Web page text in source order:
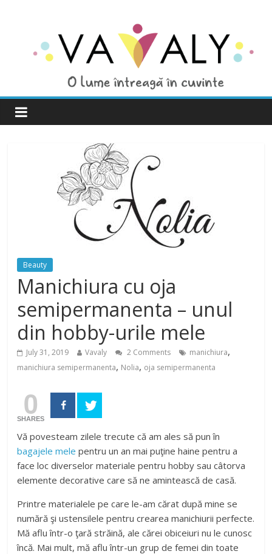
Beauty
Manichiura cu oja
semipermanenta – unul
din hobby-urile mele
July 31, 2019 Vavaly 2 Comments manichiura,
manichiura semipermanenta, Nolia, oja semipermanenta
0
SHARES
Vă povesteam zilele trecute că am ales să pun în
bagajele mele pentru un an mai puţine haine pentru a
face loc diverselor materiale pentru hobby sau câtorva
elemente decorative care să ne amintească de casă.
Printre materialele pe care le-am cărat după mine se
numără şi ustensilele pentru crearea manichiurii perfecte.
Mă aflu într-o ţară străină, ale cărei obiceiuri nu le cunosc
încă. Mai mult, mă aflu într-un grup de femei din toate